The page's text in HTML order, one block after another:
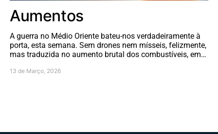
Aumentos
A guerra no Médio Oriente bateu-nos verdadeiramente à
porta, esta semana. Sem drones nem mísseis, felizmente,
mas traduzida no aumento brutal dos combustíveis, em…
13 de Março, 2026